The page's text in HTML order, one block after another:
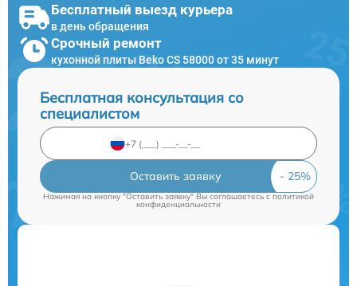
Бесплатный выезд курьера
в день обращения
Срочный ремонт
кухонной плиты Beko CS 58000 от 35 минут
Бесплатная консультация со
специалистом
Оставить заявку
Нажимая на кнопку "Оставить заявку" Вы соглашаетесь c политикой
конфиденциальности